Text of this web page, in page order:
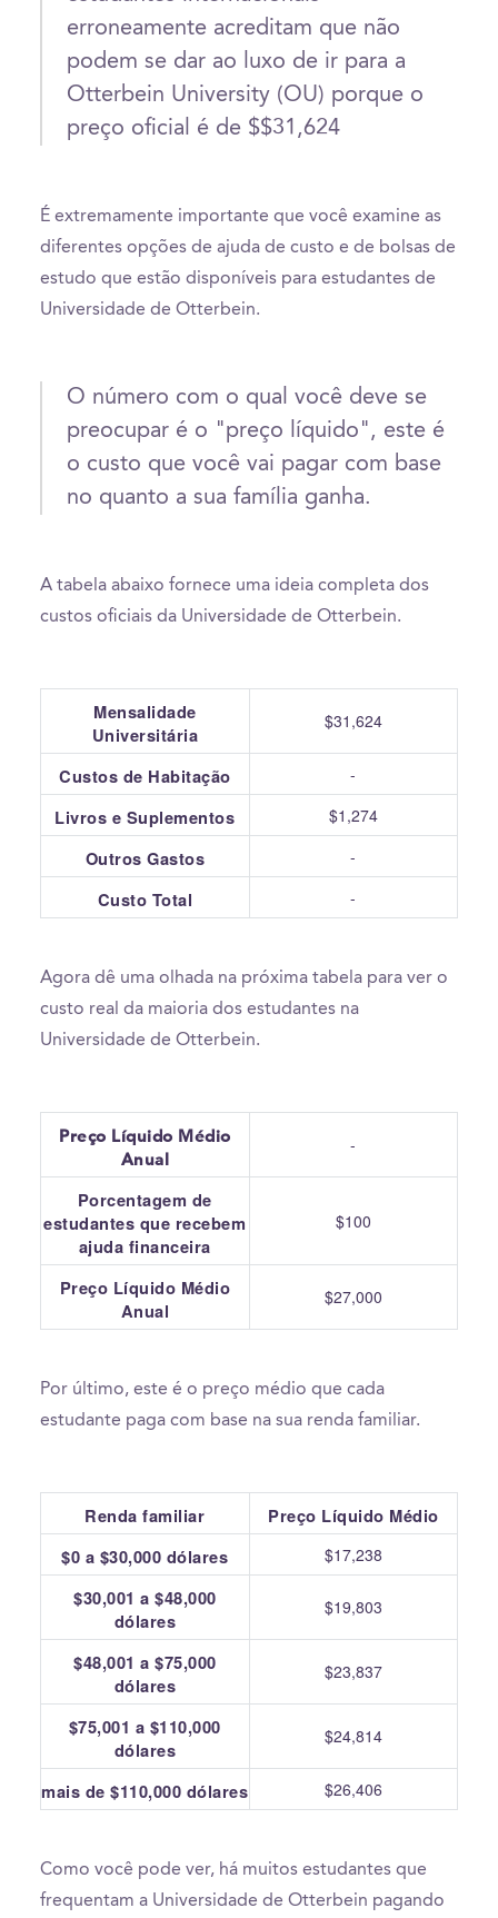
erroneamente acreditam que não
podem se dar ao luxo de ir para a
Otterbein University (OU) porque o
preço oficial é de $$31,624
É extremamente importante que você examine as
diferentes opções de ajuda de custo e de bolsas de
estudo que estão disponíveis para estudantes de
Universidade de Otterbein.
O número com o qual você deve se
preocupar é o "preço líquido", este é
o custo que você vai pagar com base
no quanto a sua família ganha.
A tabela abaixo fornece uma ideia completa dos
custos oficiais da Universidade de Otterbein.
Mensalidade
Universitária
$31,624
Custos de Habitação -
Livros e Suplementos $1,274
Outros Gastos -
Custo Total -
Agora dê uma olhada na próxima tabela para ver o
custo real da maioria dos estudantes na
Universidade de Otterbein.
Preço Líquido Médio
Anual
-
Porcentagem de
estudantes que recebem
ajuda financeira
$100
Preço Líquido Médio
Anual
$27,000
Por último, este é o preço médio que cada
estudante paga com base na sua renda familiar.
Renda familiar
Preço Líquido Médio
$0 a $30,000 dólares
$17,238
$30,001 a $48,000
dólares
$19,803
$48,001 a $75,000
dólares
$23,837
$75,001 a $110,000
dólares
$24,814
mais de $110,000 dólares $26,406
Como você pode ver, há muitos estudantes que
frequentam a Universidade de Otterbein pagando